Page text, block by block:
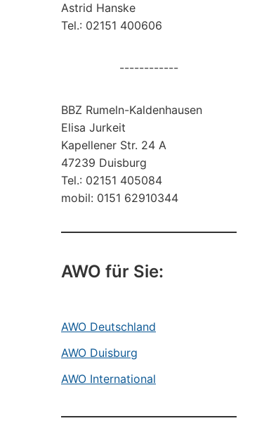
Astrid Hanske
Tel.: 02151 400606
------------
BBZ Rumeln-Kaldenhausen
Elisa Jurkeit
Kapellener Str. 24 A
47239 Duisburg
Tel.: 02151 405084
mobil: 0151 62910344
AWO für Sie:
AWO Deutschland
AWO Duisburg
AWO International